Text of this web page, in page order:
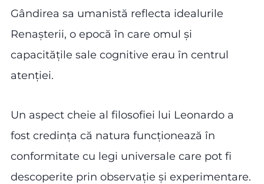
Gândirea sa umanistă reflecta idealurile
Renașterii, o epocă în care omul și
capacitățile sale cognitive erau în centrul
atenției.
Un aspect cheie al filosofiei lui Leonardo a
fost credința că natura funcționează în
conformitate cu legi universale care pot fi
descoperite prin observație și experimentare.